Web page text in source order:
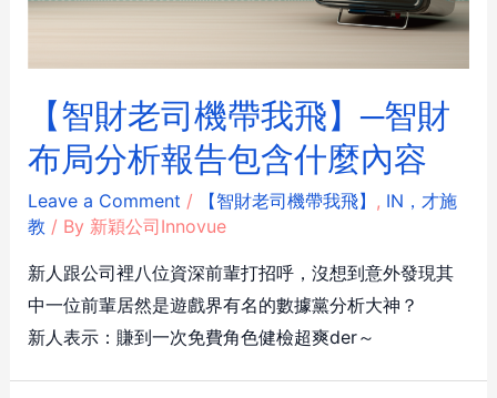
【智財老司機帶我飛】─智財
布局分析報告包含什麼內容
Leave a Comment / 【智財老司機帶我飛】 , IN，才施
教 / By 新穎公司Innovue
新人跟公司裡八位資深前輩打招呼，沒想到意外發現其
中一位前輩居然是遊戲界有名的數據黨分析大神？
新人表示：賺到一次免費角色健檢超爽der～